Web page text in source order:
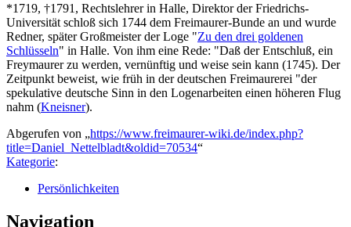
*1719, †1791, Rechtslehrer in Halle, Direktor der Friedrichs-
Universität schloß sich 1744 dem Freimaurer-Bunde an und wurde
Redner, später Großmeister der Loge "Zu den drei goldenen
Schlüsseln" in Halle. Von ihm eine Rede: "Daß der Entschluß, ein
Freymaurer zu werden, vernünftig und weise sein kann (1745). Der
Zeitpunkt beweist, wie früh in der deutschen Freimaurerei "der
spekulative deutsche Sinn in den Logenarbeiten einen höheren Flug
nahm (Kneisner).
Abgerufen von „https://www.freimaurer-wiki.de/index.php?
title=Daniel_Nettelbladt&oldid=70534“
Kategorie:
Persönlichkeiten
Navigation